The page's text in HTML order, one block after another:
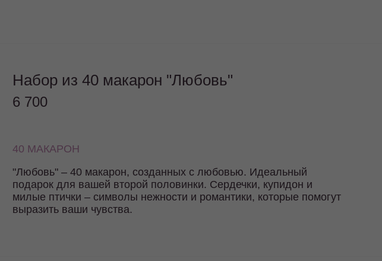
Набор из 40 макарон "Любовь"
6 700
40 МАКАРОН
"Любовь" – 40 макарон, созданных с любовью. Идеальный
подарок для вашей второй половинки. Сердечки, купидон и
милые птички – символы нежности и романтики, которые помогут
выразить ваши чувства.